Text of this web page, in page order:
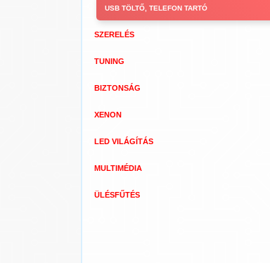
USB TÖLTŐ, TELEFON TARTÓ
SZERELÉS
TUNING
BIZTONSÁG
XENON
LED VILÁGÍTÁS
MULTIMÉDIA
ÜLÉSFŰTÉS